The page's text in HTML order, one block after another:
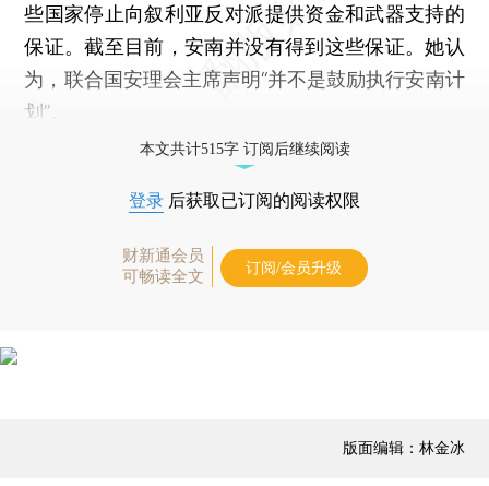
些国家停止向叙利亚反对派提供资金和武器支持的
保证。截至目前，安南并没有得到这些保证。她认
为，联合国安理会主席声明“并不是鼓励执行安南计
划”。
本文共计515字 订阅后继续阅读
登录 后获取已订阅的阅读权限
财新通会员
可畅读全文
订阅/会员升级
版面编辑：林金冰